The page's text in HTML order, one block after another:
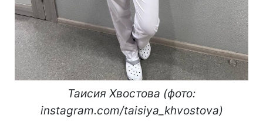
Таисия Хвостова (фото:
instagram.com/taisiya_khvostova)